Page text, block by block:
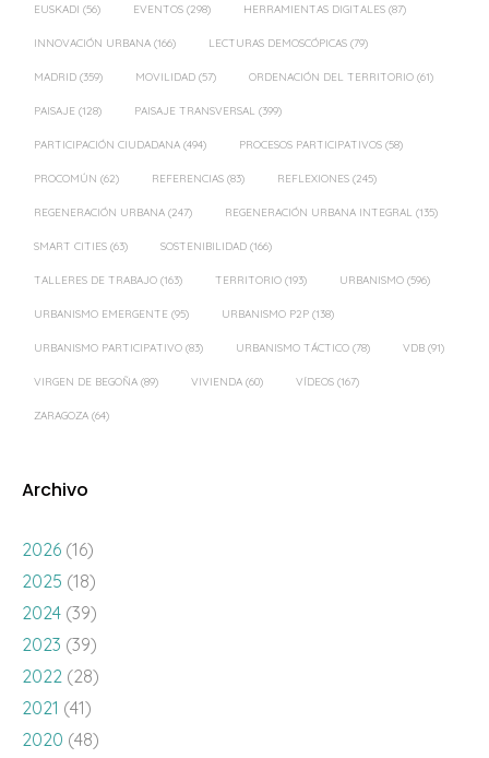
EUSKADI (56) EVENTOS (298) HERRAMIENTAS DIGITALES (87)
INNOVACIÓN URBANA (166) LECTURAS DEMOSCÓPICAS (79)
MADRID (359) MOVILIDAD (57) ORDENACIÓN DEL TERRITORIO (61)
PAISAJE (128) PAISAJE TRANSVERSAL (399)
PARTICIPACIÓN CIUDADANA (494) PROCESOS PARTICIPATIVOS (58)
PROCOMÚN (62) REFERENCIAS (83) REFLEXIONES (245)
REGENERACIÓN URBANA (247) REGENERACIÓN URBANA INTEGRAL (135)
SMART CITIES (63) SOSTENIBILIDAD (166)
TALLERES DE TRABAJO (163) TERRITORIO (193) URBANISMO (596)
URBANISMO EMERGENTE (95) URBANISMO P2P (138)
URBANISMO PARTICIPATIVO (83) URBANISMO TÁCTICO (78) VDB (91)
VIRGEN DE BEGOÑA (89) VIVIENDA (60) VÍDEOS (167)
ZARAGOZA (64)
Archivo
2026 (16)
2025 (18)
2024 (39)
2023 (39)
2022 (28)
2021 (41)
2020 (48)